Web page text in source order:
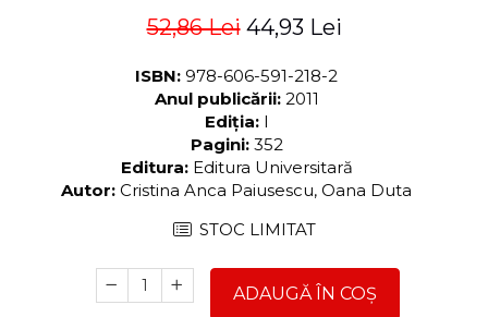
52,86 Lei 44,93 Lei
ISBN: 978-606-591-218-2
Anul publicării: 2011
Ediția: I
Pagini: 352
Editura: Editura Universitară
Autor: Cristina Anca Paiusescu, Oana Duta
STOC LIMITAT
ADAUGĂ ÎN COȘ